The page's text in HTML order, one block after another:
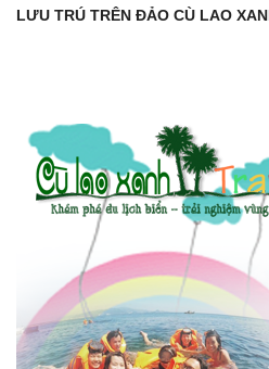
LƯU TRÚ TRÊN ĐẢO CÙ LAO